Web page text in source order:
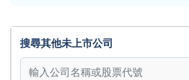
搜尋其他未上市公司
搜尋其他未上市公司